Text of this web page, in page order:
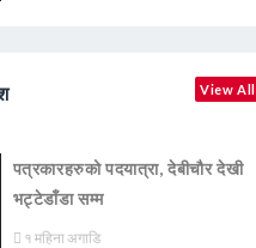
View All
पत्रकारहरुको पदयात्रा, देबीचौर देखी
भट्टेडाँडा सम्म
१ महिना अगाडि